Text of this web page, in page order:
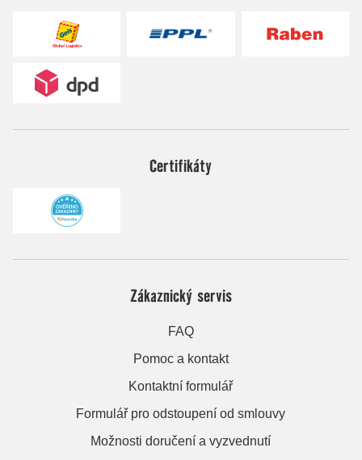
Certifikáty
Zákaznický servis
FAQ
Pomoc a kontakt
Kontaktní formulář
Formulář pro odstoupení od smlouvy
Možnosti doručení a vyzvednutí